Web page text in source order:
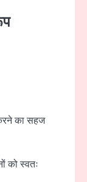
का सहज
को स्वतः